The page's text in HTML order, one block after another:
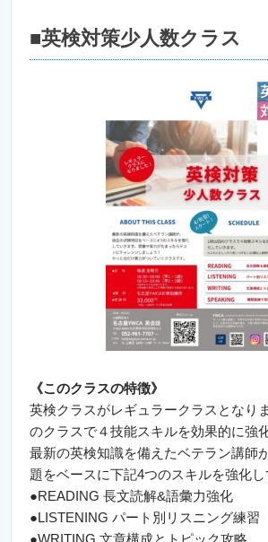
■英検対策少人数クラス
《このクラスの特徴》
英検クラスがレギュラークラスとなり
のクラスで４技能スキルを効果的に強
最新の英検知識を備えたベテラン講師が
題をベースに下記4つのスキルを強化し
●READING 長文読解&語彙力強化
●LISTENING パート別リスニング練習
●WRITING 文章構成とトピック攻略